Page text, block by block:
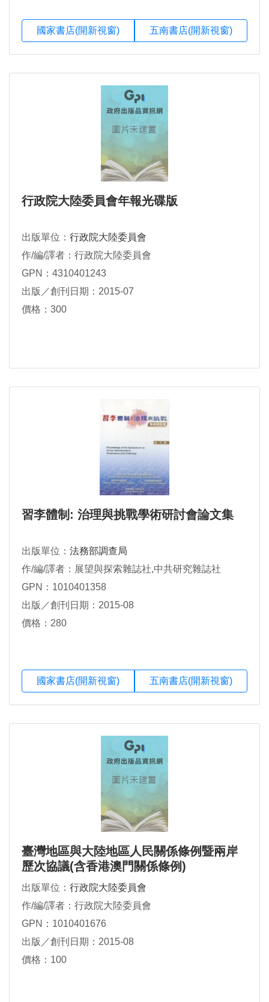
國家書店(開新視窗) 五南書店(開新視窗)
行政院大陸委員會年報光碟版
出版單位： 行政院大陸委員會
作/編/譯者：行政院大陸委員會
GPN：4310401243
出版／創刊日期：2015-07
價格：300
習李體制: 治理與挑戰學術研討會論文集
出版單位： 法務部調查局
作/編/譯者：展望與探索雜誌社,中共研究雜誌社
GPN：1010401358
出版／創刊日期：2015-08
價格：280
國家書店(開新視窗) 五南書店(開新視窗)
臺灣地區與大陸地區人民關係條例暨兩岸
歷次協議(含香港澳門關係條例)
出版單位： 行政院大陸委員會
作/編/譯者：行政院大陸委員會
GPN：1010401676
出版／創刊日期：2015-08
價格：100